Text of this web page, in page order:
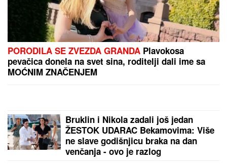
PORODILA SE ZVEZDA GRANDA Plavokosa
pevačica donela na svet sina, roditelji dali ime sa
MOĆNIM ZNAČENJEM
Bruklin i Nikola zadali još jedan
ŽESTOK UDARAC Bekamovima: Više
ne slave godišnjicu braka na dan
venčanja - ovo je razlog